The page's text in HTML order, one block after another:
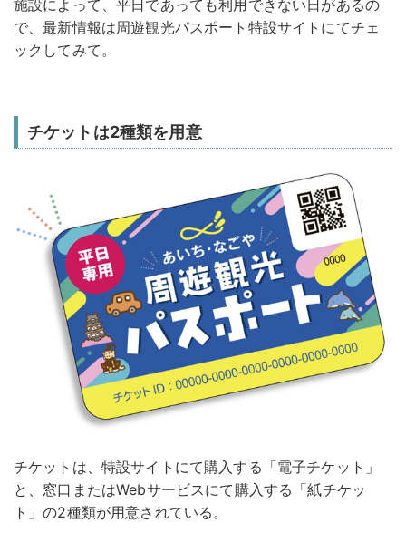
施設によって、平日であっても利用できない日があるの
で、最新情報は周遊観光パスポート特設サイトにてチェ
ックしてみて。
チケットは2種類を用意
チケットは、特設サイトにて購入する「電子チケット」
と、窓口またはWebサービスにて購入する「紙チケッ
ト」の2種類が用意されている。